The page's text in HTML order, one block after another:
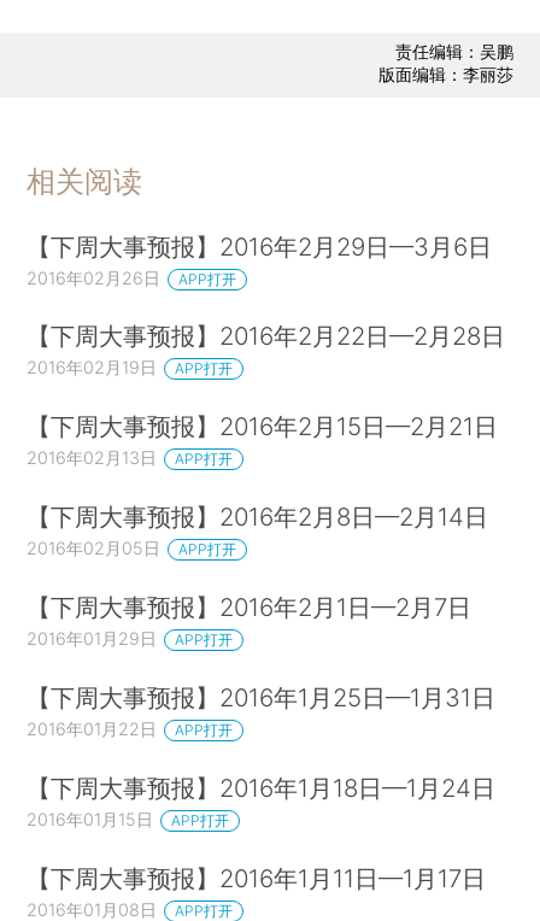
责任编辑：吴鹏
版面编辑：李丽莎
相关阅读
【下周大事预报】2016年2月29日—3月6日
2016年02月26日 APP打开
【下周大事预报】2016年2月22日—2月28日
2016年02月19日 APP打开
【下周大事预报】2016年2月15日—2月21日
2016年02月13日 APP打开
【下周大事预报】2016年2月8日—2月14日
2016年02月05日 APP打开
【下周大事预报】2016年2月1日—2月7日
2016年01月29日 APP打开
【下周大事预报】2016年1月25日—1月31日
2016年01月22日 APP打开
【下周大事预报】2016年1月18日—1月24日
2016年01月15日 APP打开
【下周大事预报】2016年1月11日—1月17日
2016年01月08日 APP打开